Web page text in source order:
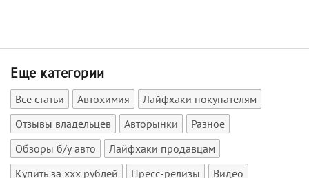
Еще категории
Все статьи Автохимия
Лайфхаки покупателям
Отзывы владельцев
Авторынки
Разное
Обзоры б/у авто
Лайфхаки продавцам
Купить за xxx рублей
Пресс-релизы
Видео